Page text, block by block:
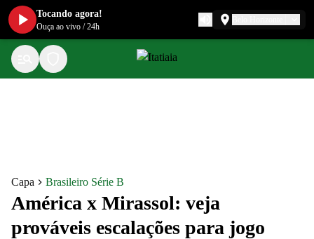
Capa Brasileiro Série B
América x Mirassol: veja
prováveis escalações para jogo
Tocando agora!
Ouça ao vivo /24h